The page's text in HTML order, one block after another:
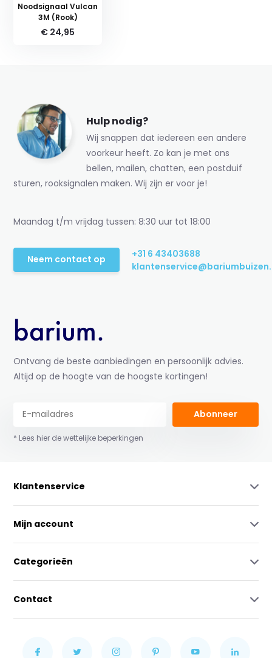
Noodsignaal Vulcan
3M (Rook)
€ 24,95
Hulp nodig?
Wij snappen dat iedereen een andere
voorkeur heeft. Zo kan je met ons
bellen, mailen, chatten, een postduif
sturen, rooksignalen maken. Wij zijn er voor je!
Maandag t/m vrijdag tussen: 8:30 uur tot 18:00
Neem contact op
+31 6 43403688
Ontvang de beste aanbiedingen en persoonlijk advies.
Altijd op de hoogte van de hoogste kortingen!
Abonneer
* Lees hier de wettelijke beperkingen
Klantenservice
Mijn account
Categorieën
Contact